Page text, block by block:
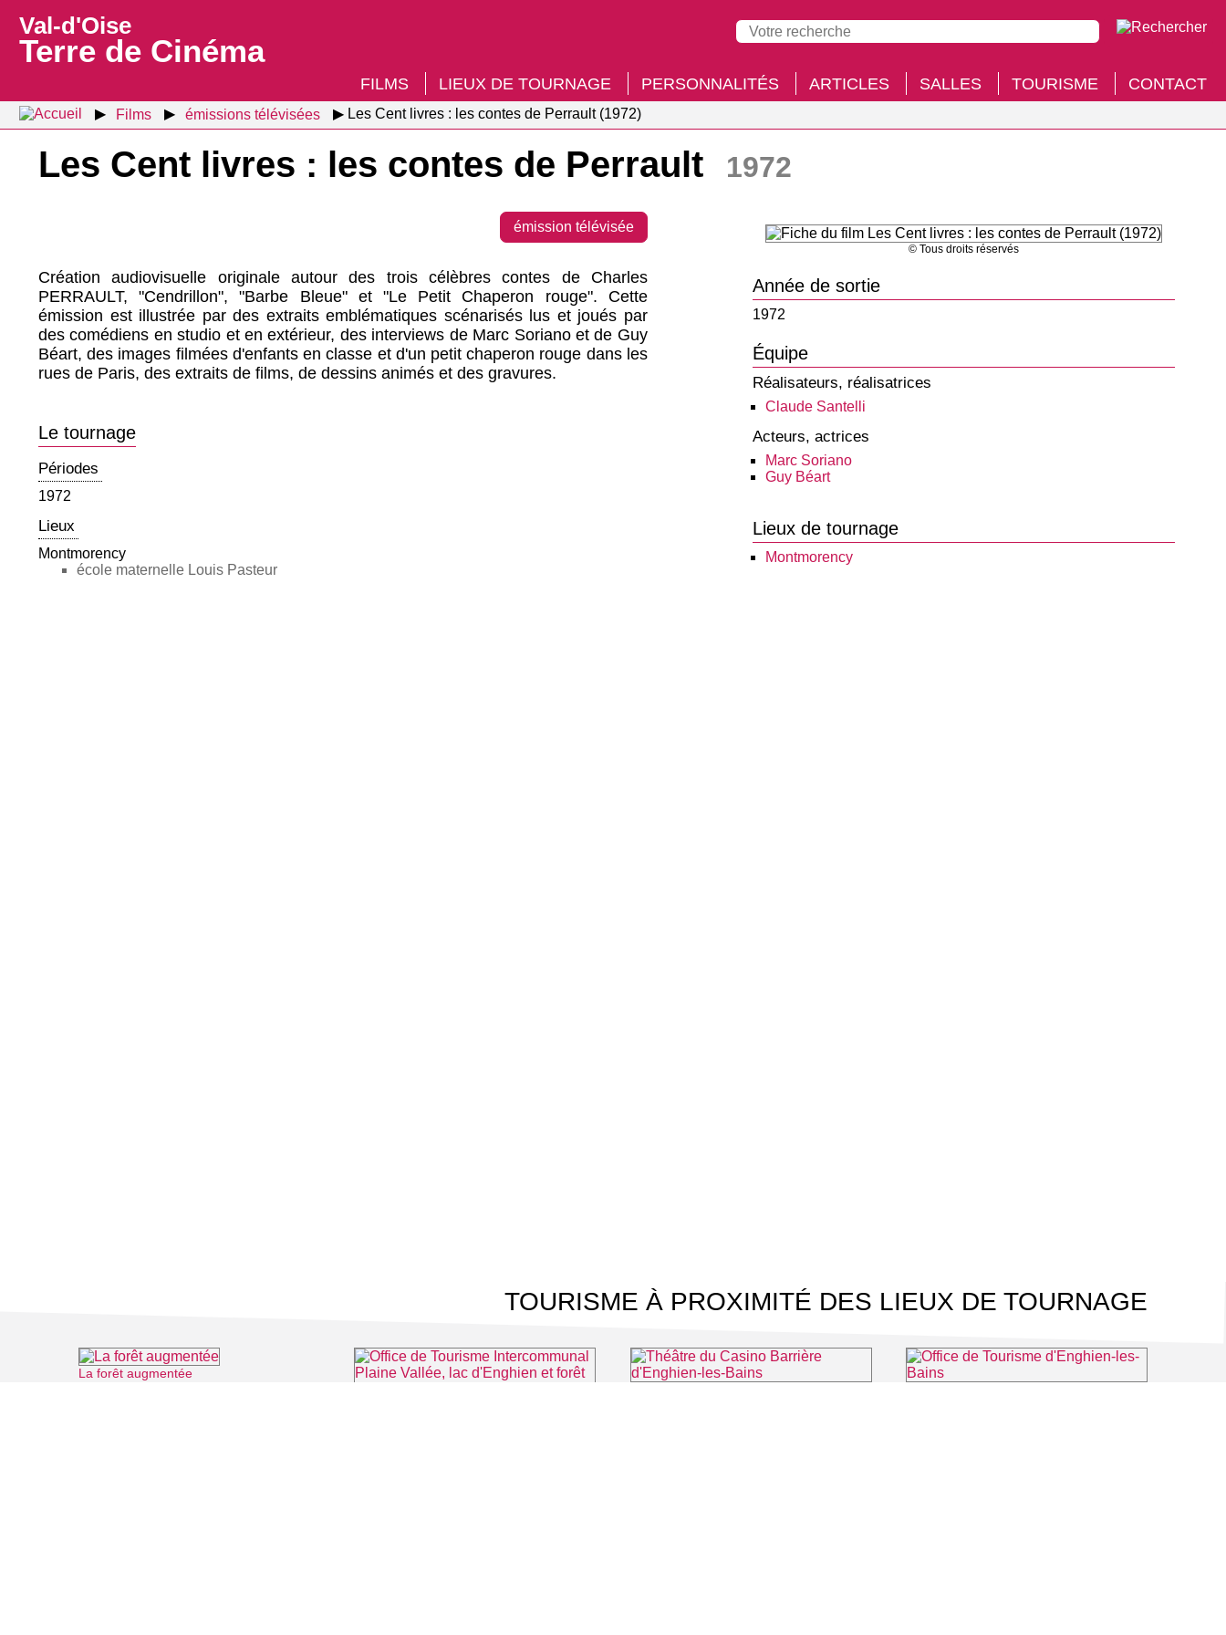
Val-d'Oise
Terre de Cinéma
FILMS LIEUX DE TOURNAGE PERSONNALITÉS ARTICLES SALLES TOURISME CONTACT
Films émissions télévisées Les Cent livres : les contes de Perrault (1972)
Les Cent livres : les contes de Perrault 1972
émission télévisée
Création audiovisuelle originale autour des trois célèbres contes de Charles
PERRAULT, "Cendrillon", "Barbe Bleue" et "Le Petit Chaperon rouge". Cette
émission est illustrée par des extraits emblématiques scénarisés lus et joués par
des comédiens en studio et en extérieur, des interviews de Marc Soriano et de Guy
Béart, des images filmées d'enfants en classe et d'un petit chaperon rouge dans les
rues de Paris, des extraits de films, de dessins animés et des gravures.
Le tournage
Périodes
1972
Lieux
Montmorency
école maternelle Louis Pasteur
© Tous droits réservés
Année de sortie
1972
Équipe
Réalisateurs, réalisatrices
Claude Santelli
Acteurs, actrices
Marc Soriano
Guy Béart
Lieux de tournage
Montmorency
TOURISME À PROXIMITÉ DES LIEUX DE TOURNAGE
La forêt augmentée